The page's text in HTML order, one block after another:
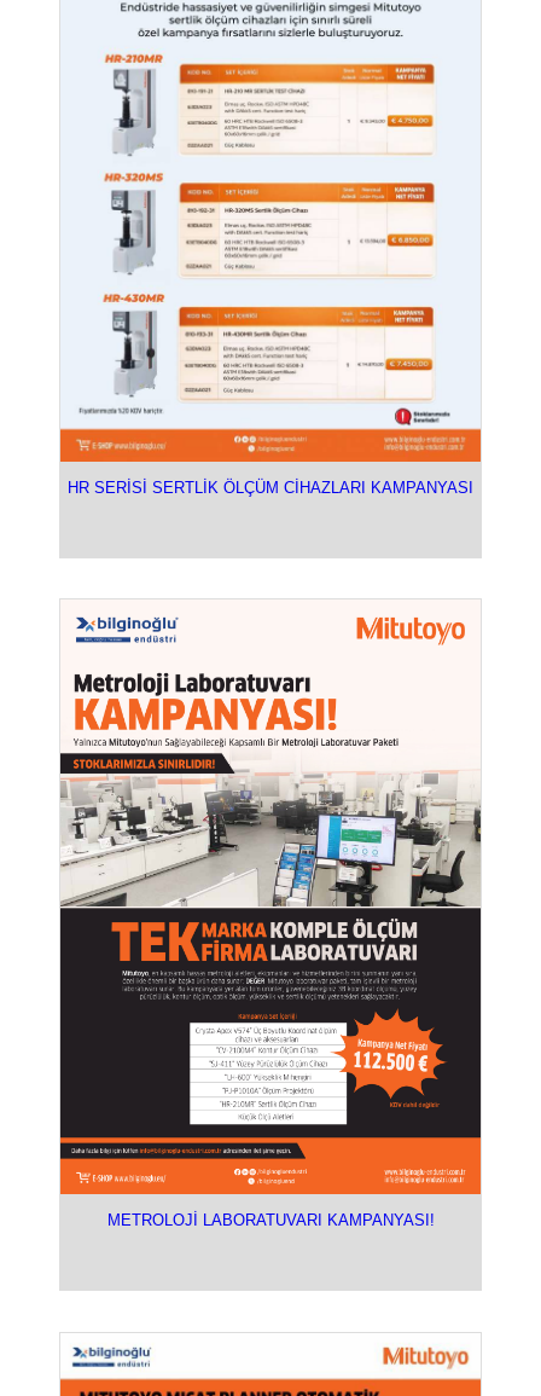
HR SERİSİ SERTLİK ÖLÇÜM CİHAZLARI KAMPANYASI
METROLOJİ LABORATUVARI KAMPANYASI!